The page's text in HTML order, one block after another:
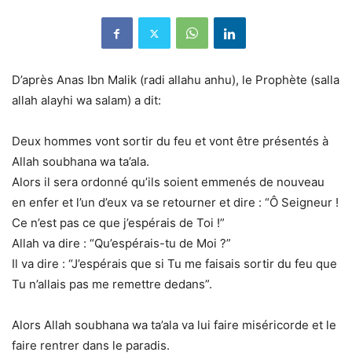
D’après Anas Ibn Malik (radi allahu anhu), le Prophète (salla
allah alayhi wa salam) a dit:
Deux hommes vont sortir du feu et vont être présentés à
Allah soubhana wa ta’ala.
Alors il sera ordonné qu’ils soient emmenés de nouveau
en enfer et l’un d’eux va se retourner et dire : “Ô Seigneur !
Ce n’est pas ce que j’espérais de Toi !”
Allah va dire : “Qu’espérais-tu de Moi ?”
Il va dire : “J’espérais que si Tu me faisais sortir du feu que
Tu n’allais pas me remettre dedans”.
Alors Allah soubhana wa ta’ala va lui faire miséricorde et le
faire rentrer dans le paradis.